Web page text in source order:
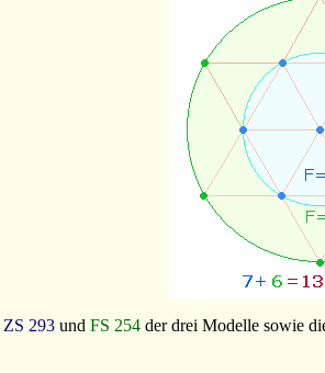
ZS 293undFS 254der drei Modelle sowie